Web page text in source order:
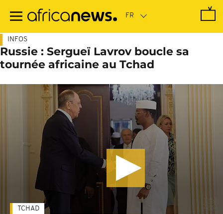
contenu
INFOS
Russie : Sergueï Lavrov boucle sa
tournée africaine au Tchad
TCHAD